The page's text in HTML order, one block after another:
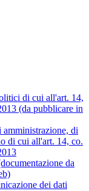
di cui all'art. 14,
(da pubblicare in
di
di cui all'art. 14, co.
da
dei dati